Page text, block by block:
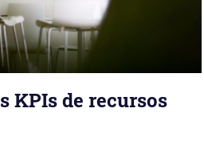
KPIs de recursos